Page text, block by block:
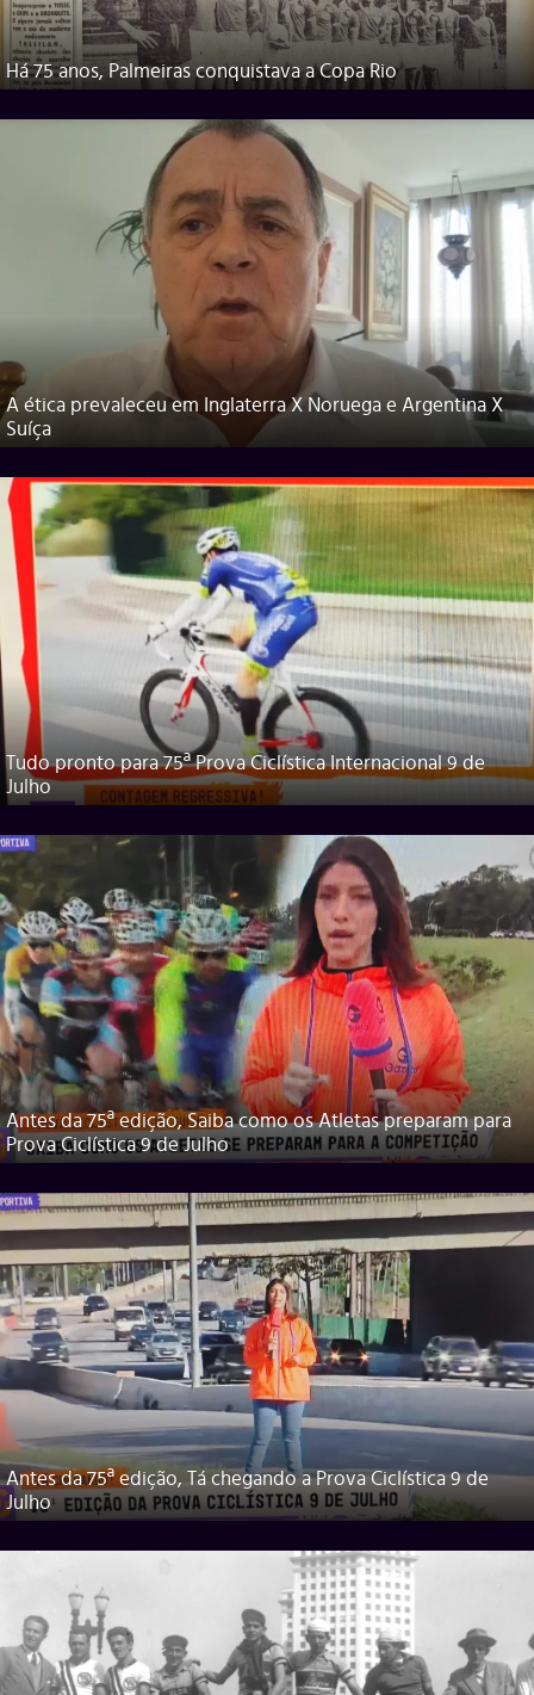
Há 75 anos, Palmeiras conquistava a Copa Rio
A ética prevaleceu em Inglaterra X Noruega e Argentina X
Suíça
Tudo pronto para 75ª Prova Ciclística Internacional 9 de
Julho
Antes da 75ª edição, Saiba como os Atletas preparam para
Prova Ciclística 9 de Julho
Antes da 75ª edição, Tá chegando a Prova Ciclística 9 de
Julho